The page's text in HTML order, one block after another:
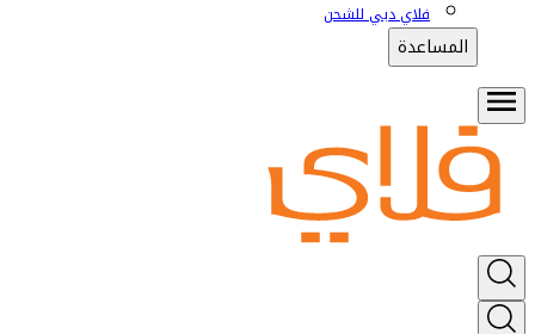
فلاي دبي للشحن
المساعدة